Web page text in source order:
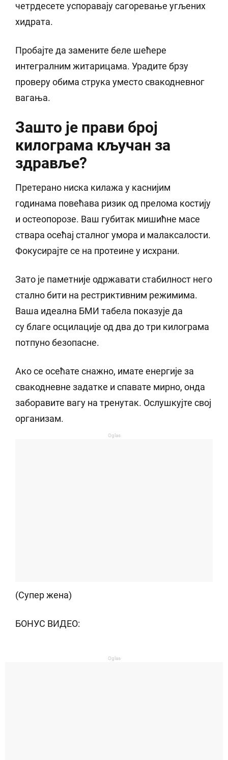
четрдесете успоравају сагоревање угљених
хидрата.
Пробајте да замените беле шећере
интегралним житарицама. Урадите брзу
проверу обима струка уместо свакодневног
вагања.
Зашто је прави број
килограма кључан за
здравље?
Претерано ниска килажа у каснијим
годинама повећава ризик од прелома костију
и остеопорозе. Ваш губитак мишићне масе
ствара осећај сталног умора и малаксалости.
Фокусирајте се на протеине у исхрани.
Зато је паметније одржавати стабилност него
стално бити на рестриктивним режимима.
Ваша идеална БМИ табела показује да
су благе осцилације од два до три килограма
потпуно безопасне.
Ако се осећате снажно, имате енергије за
свакодневне задатке и спавате мирно, онда
заборавите вагу на тренутак. Ослушкујте свој
организам.
Oglas
(Супер жена)
БОНУС ВИДЕО:
Oglas